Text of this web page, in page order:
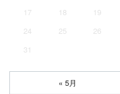
17
18 19
24
25 26
31
« 5月